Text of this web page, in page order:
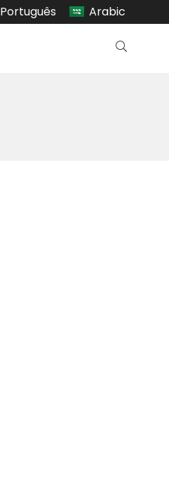
Português Arabic